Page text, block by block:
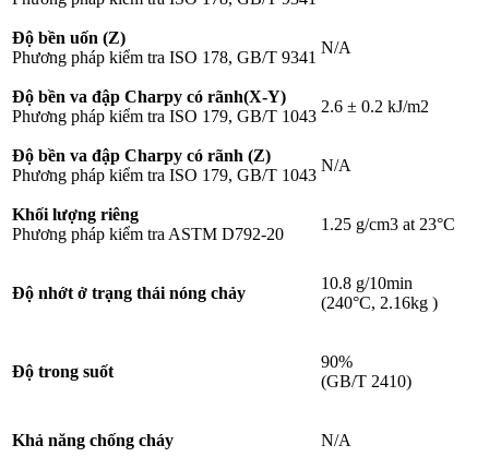
Độ bền uốn (Z)
Phương pháp kiểm tra ISO 178, GB/T 9341
N/A
Độ bền va đập Charpy có rãnh(X-Y)
Phương pháp kiểm tra ISO 179, GB/T 1043
2.6 ± 0.2 kJ/m2
Độ bền va đập Charpy có rãnh (Z)
Phương pháp kiểm tra ISO 179, GB/T 1043
N/A
Khối lượng riêng
Phương pháp kiểm tra ASTM D792-20
1.25 g/cm3 at 23°C
Độ nhớt ở trạng thái nóng chảy
10.8 g/10min
(240°C, 2.16kg )
Độ trong suốt
90%
(GB/T 2410)
Khả năng chống cháy N/A